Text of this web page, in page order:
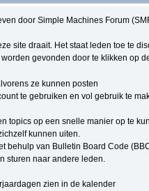
door Simple Machines Forum
site draait. Het staat leden toe te
gevonden door te klikken
ze kunnen posten
te gebruiken en vol gebruik te
topics op een snelle manier op te
kunnen uiten.
behulp van Bulletin Board Code
sturen naar andere leden.
zien in de kalender